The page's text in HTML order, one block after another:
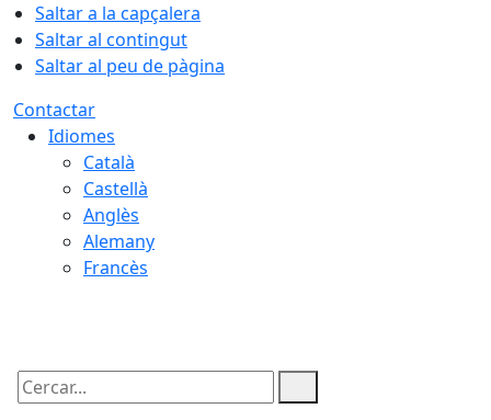
Saltar a la capçalera
Saltar al contingut
Saltar al peu de pàgina
Contactar
Idiomes
Català
Castellà
Anglès
Alemany
Francès
Cercar: